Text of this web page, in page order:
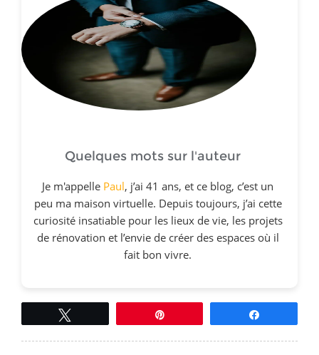
Quelques mots sur l'auteur
Je m'appelle Paul, j’ai 41 ans, et ce blog, c’est un
peu ma maison virtuelle. Depuis toujours, j’ai cette
curiosité insatiable pour les lieux de vie, les projets
de rénovation et l’envie de créer des espaces où il
fait bon vivre.